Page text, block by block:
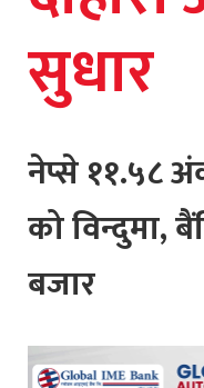
सुधार
नेप्से ११.५८
को विन्दुमा,
बजार